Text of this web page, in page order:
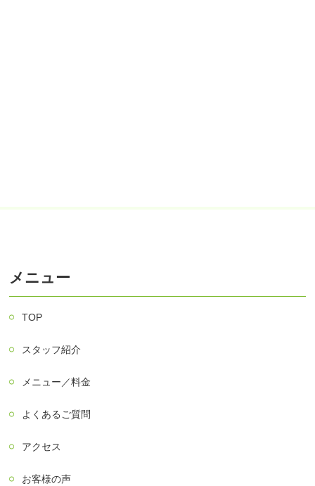
メニュー
TOP
スタッフ紹介
メニュー／料金
よくあるご質問
アクセス
お客様の声